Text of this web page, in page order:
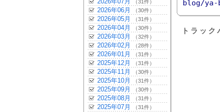
（31件）
2026年06月 （30件）
2026年05月 （31件）
2026年04月 （30件）
2026年03月 （32件）
2026年02月 （28件）
2026年01月 （31件）
2025年12月 （31件）
2025年11月 （30件）
2025年10月 （31件）
2025年09月 （30件）
2025年08月 （31件）
2025年07月 （31件）
blog/ya-
トラッ